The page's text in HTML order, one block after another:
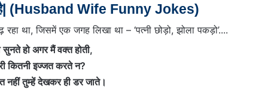
(Husband Wife Funny Jokes)
सुनते हो अगर मैं वक्त होती,
कितनी इज्जत करते न?
नहीं तुम्हें देखकर ही डर जाते।